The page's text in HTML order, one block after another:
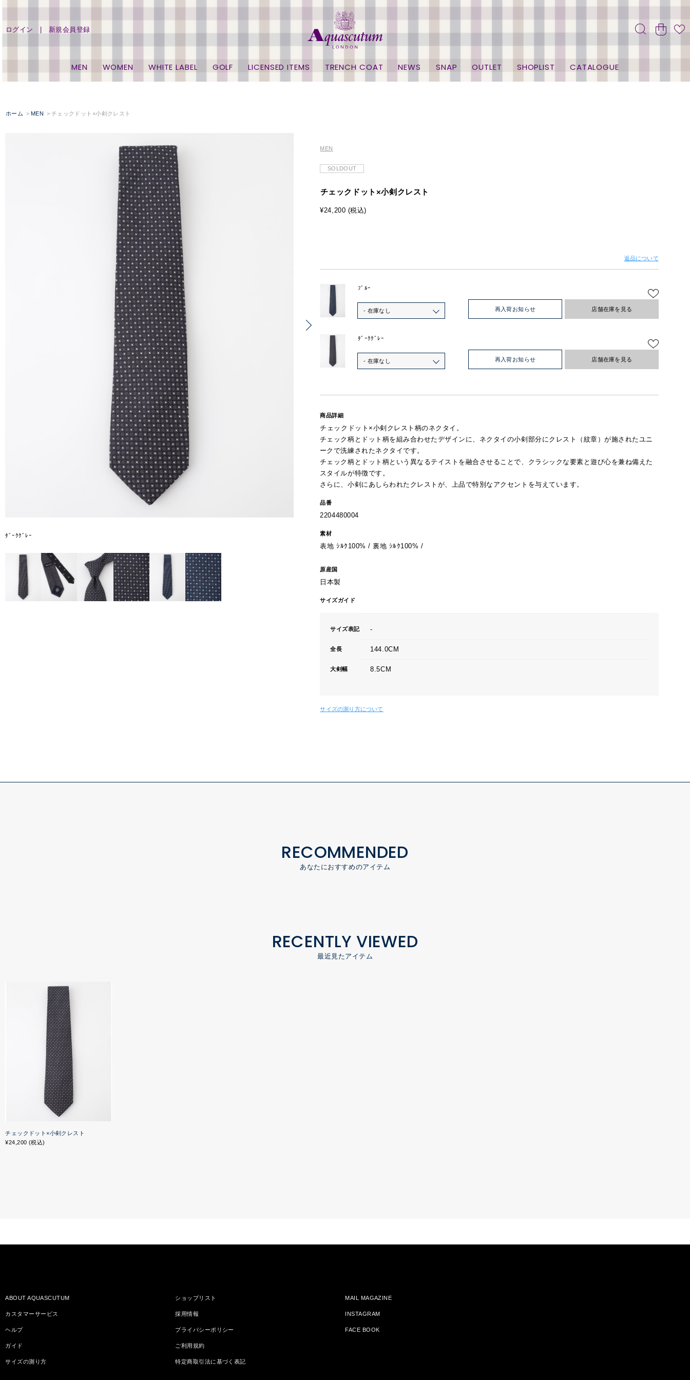
ログイン 新規会員登録
MEN WOMEN WHITE LABEL GOLF LICENSED ITEMS TRENCH COAT NEWS SNAP OUTLET SHOPLIST CATALOGUE
ホーム MEN チェックドット×小剣クレスト
ﾀﾞｰｸｸﾞﾚｰ
MEN
SOLDOUT
チェックドット×小剣クレスト
¥24,200 (税込)
返品について
ﾌﾞﾙｰ
- 在庫なし 再入荷お知らせ 店舗在庫を見る
ﾀﾞｰｸｸﾞﾚｰ
- 在庫なし 再入荷お知らせ 店舗在庫を見る
商品詳細
チェックドット×小剣クレスト柄のネクタイ。
チェック柄とドット柄を組み合わせたデザインに、ネクタイの小剣部分にクレスト（紋章）が施されたユニ
ークで洗練されたネクタイです。
チェック柄とドット柄という異なるテイストを融合させることで、クラシックな要素と遊び心を兼ね備えた
スタイルが特徴です。
さらに、小剣にあしらわれたクレストが、上品で特別なアクセントを与えています。
品番
2204480004
素材
表地 ｼﾙｸ100% / 裏地 ｼﾙｸ100% /
原産国
日本製
サイズガイド
サイズ表記 -
全長 144.0CM
大剣幅 8.5CM
サイズの測り方について
RECOMMENDED
あなたにおすすめのアイテム
RECENTLY VIEWED
最近見たアイテム
チェックドット×小剣クレスト
¥24,200 (税込)
ABOUT AQUASCUTUM
カスタマーサービス
ヘルプ
ガイド
サイズの測り方
ショップリスト
採用情報
プライバシーポリシー
ご利用規約
特定商取引法に基づく表記
MAIL MAGAZINE
INSTAGRAM
FACE BOOK